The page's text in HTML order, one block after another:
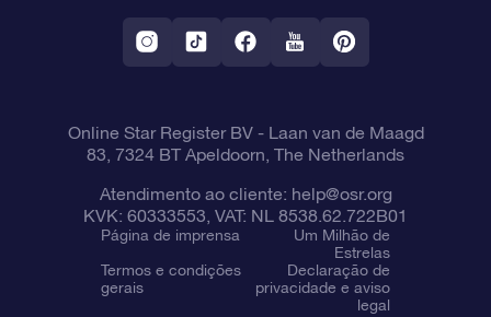
Aplicativo RV Fly me to the stars
Constelações
Online Star Register BV- Laan van de Maagd
83, 7324 BT Apeldoorn, The Netherlands
Atendimento ao cliente: help@osr.org
KVK: 60333553, VAT: NL 8538.62.722B01
Página de imprensa
Um Milhão de
Estrelas
Termos e condições
gerais
Declaração de
privacidade e aviso
legal